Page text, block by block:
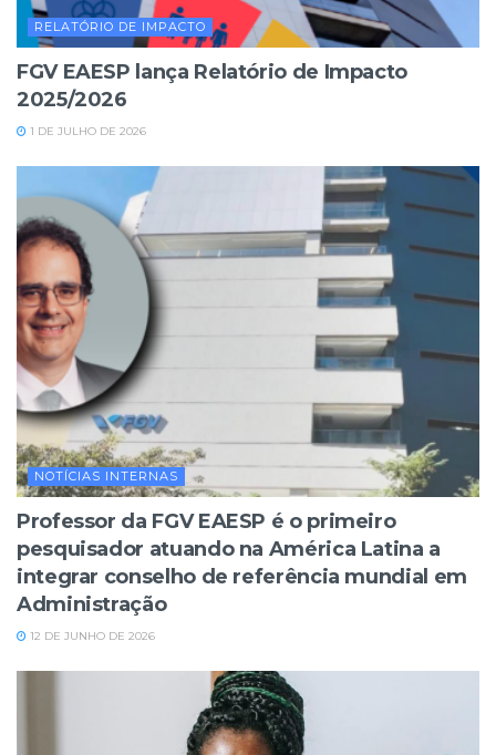
RELATÓRIO DE IMPACTO
FGV EAESP lança Relatório de Impacto
2025/2026
1 DE JULHO DE 2026
NOTÍCIAS INTERNAS
Professor da FGV EAESP é o primeiro
pesquisador atuando na América Latina a
integrar conselho de referência mundial em
Administração
12 DE JUNHO DE 2026